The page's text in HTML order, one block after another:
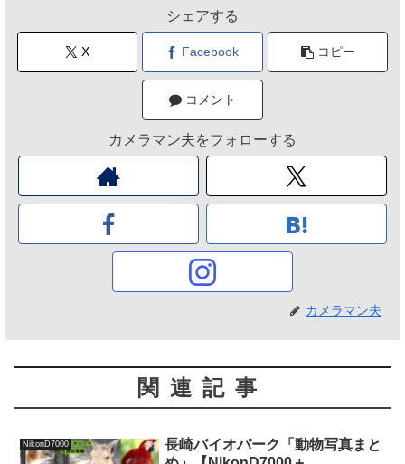
シェアする
X Facebook コピー
コメント
カメラマン夫をフォローする
カメラマン夫
関連記事
NikonD7000
長崎バイオパーク「動物写真まと